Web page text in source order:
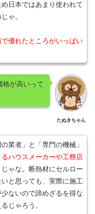
日本ではあまり使われて
ゃ。
優れたところがいっぱい
たぬきちゃん
格が高いって
業者」と「専門の機械」
ハウスメーカーや工務店
ゃな。断熱材にセルロー
と思っても、実際に施工
ないので諦めざるを得な
じゃろう。